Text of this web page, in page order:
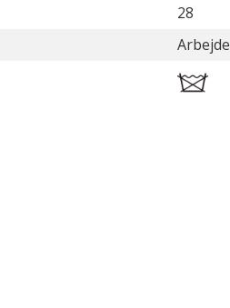
28
Arbejde